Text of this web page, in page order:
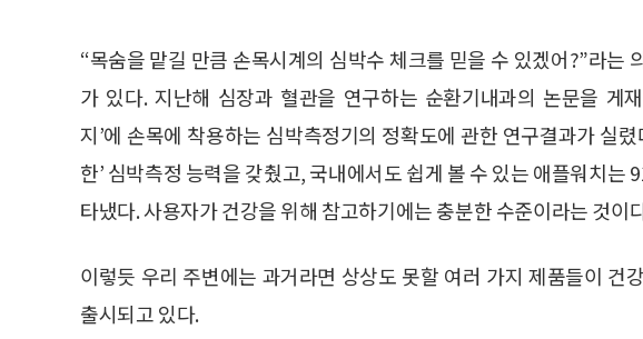
“목숨을 맡길 만큼 손목시계의 심박수 체크를 믿을 수 있겠어?”라는
가 있다. 지난해 심장과 혈관을 연구하는 순환기내과의 논문을 게
지’에 손목에 착용하는 심박측정기의 정확도에 관한 연구결과가 실
한’ 심박측정 능력을 갖췄고, 국내에서도 쉽게 볼 수 있는 애플워치는
타냈다. 사용자가 건강을 위해 참고하기에는 충분한 수준이라는 것이
이렇듯 우리 주변에는 과거라면 상상도 못할 여러 가지 제품들이 건
출시되고 있다.